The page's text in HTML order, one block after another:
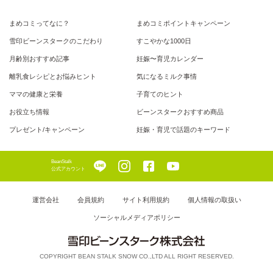
まめコミってなに？ まめコミポイントキャンペーン
雪印ビーンスタークのこだわり すこやかな1000日
月齢別おすすめ記事 妊娠〜育児カレンダー
離乳食レシピとお悩みヒント 気になるミルク事情
ママの健康と栄養 子育てのヒント
お役立ち情報 ビーンスタークおすすめ商品
プレゼント/キャンペーン 妊娠・育児で話題のキーワード
BeanStalk
公式アカウント
運営会社 会員規約 サイト利用規約 個人情報の取扱い
ソーシャルメディアポリシー
COPYRIGHT BEAN STALK SNOW CO.,LTD ALL RIGHT RESERVED.